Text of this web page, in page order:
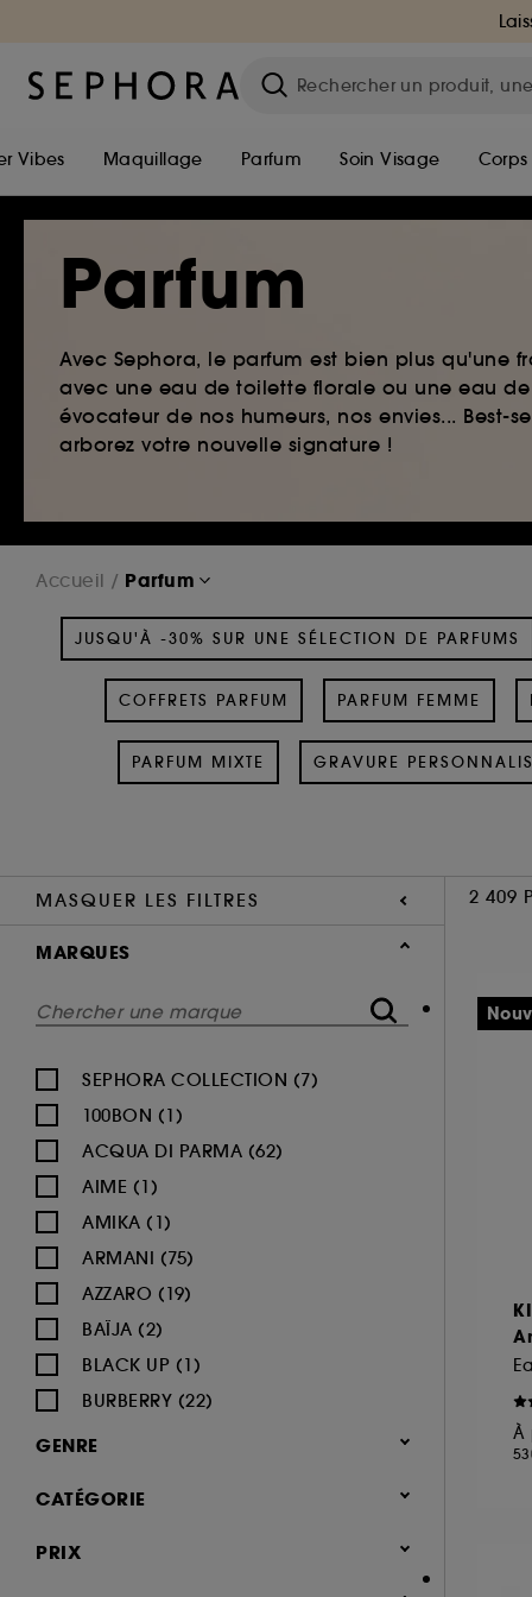
Vibes Maquillage Parfum Soin Visage Corps
Parfum
Avec Sephora, le parfum est bien plus qu'une
avec une eau de toilette florale ou une eau
évocateur de nos humeurs, nos envies... Best-
arborez votre nouvelle signature !
Accueil Parfum
JUSQU'À -30% SUR UNE SÉLECTION DE PARFUMS
COFFRETS PARFUM PARFUM FEMME
PARFUM MIXTE GRAVURE
MASQUER LES FILTRES 2 409
MARQUES
SEPHORA COLLECTION (7)
100BON (1)
ACQUA DI PARMA (62)
AIME (1)
AMIKA (1)
ARMANI (75)
AZZARO (19)
BAÏJA (2)
BLACK UP (1)
BURBERRY (22)
BVLGARI (12)
CACHAREL (24)
GENRE
Femme (1380)
Mixte (494)
CATÉGORIE
Parfum
PRIX
À